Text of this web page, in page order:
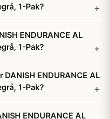
1-Pak?
ENDURANCE AL
1-Pak?
ENDURANCE AL
1-Pak?
ENDURANCE AL